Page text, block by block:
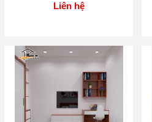
Liên hệ